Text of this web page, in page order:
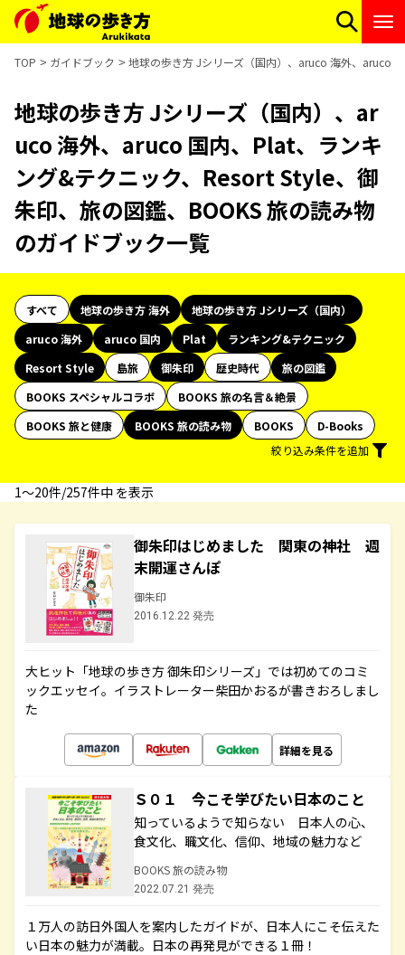
TOP ガイドブック 地球の歩き方 Jシリーズ（国内）、aruco 海外、aruco
地球の歩き方 Jシリーズ（国内）、ar
uco 海外、aruco 国内、Plat、ランキ
ング&テクニック、Resort Style、御
朱印、旅の図鑑、BOOKS 旅の読み物
のガイドブック一覧
すべて 地球の歩き方 海外
地球の歩き方 Jシリーズ（国内）
aruco 海外
aruco 国内 Plat
ランキング&テクニック
Resort Style
島旅 御朱印 歴史時代
旅の図鑑
BOOKS スペシャルコラボ
BOOKS 旅の名言＆絶景
BOOKS 旅と健康
BOOKS 旅の読み物 BOOKS
D-Books
絞り込み条件を追加
1〜20件/257件中 を表示
御朱印はじめました 関東の神社 週
末開運さんぽ
御朱印
2016.12.22 発売
大ヒット「地球の歩き方 御朱印シリーズ」では初めてのコミ
ックエッセイ。イラストレーター柴田かおるが書きおろしまし
た
詳細を見る
Ｓ０１ 今こそ学びたい日本のこと
知っているようで知らない 日本人の心、
食文化、職文化、信仰、地域の魅力など
BOOKS 旅の読み物
2022.07.21 発売
１万人の訪日外国人を案内したガイドが、日本人にこそ伝えた
い日本の魅力が満載。日本の再発見ができる１冊！